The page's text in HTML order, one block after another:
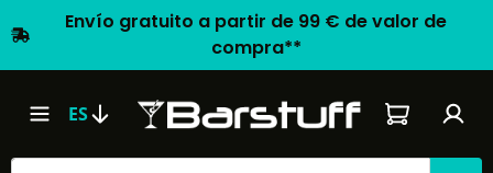
Envío gratuito a partir de 99 € de valor de
compra**
ES El carrito